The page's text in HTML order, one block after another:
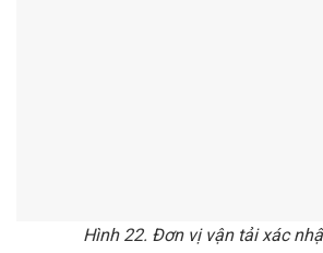
Hình 22. Đơn vị vận tải xác